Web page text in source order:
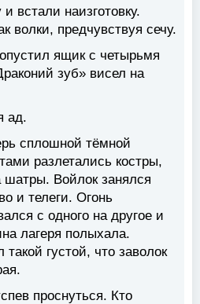
встали наизготовку.
волки, предчувствуя сечу.
ящик с четырьмя
зуб» висел на
ад.
сплошной тёмной
разлетались костры,
шатры. Войлок занялся
и телеги. Огонь
с одного на другое и
лагеря полыхала.
густой, что заволок
проснуться. Кто